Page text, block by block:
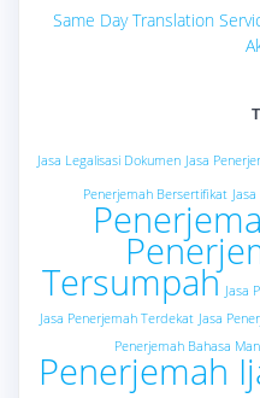
Same Day Translation
Jasa Legalisasi Dokumen Jasa
Penerjemah Bersertifikat
Tersumpah Jasa
Jasa Penerjemah Terdekat Jasa
Penerjemah Bahasa
Penerjemah